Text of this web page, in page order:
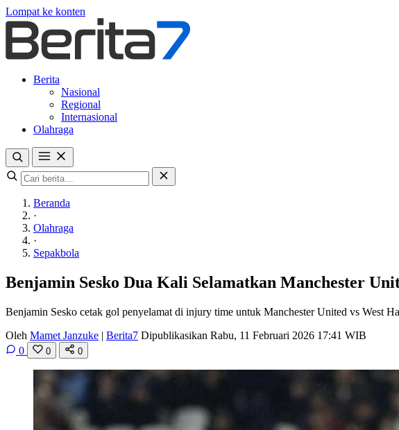
Lompat ke konten
Berita
Nasional
Regional
Internasional
Olahraga
Beranda
·
Olahraga
·
Sepakbola
Benjamin Sesko Dua Kali Selamatkan Manchester
Benjamin Sesko cetak gol penyelamat di injury time untuk Manchester United vs West
Oleh Mamet Janzuke | Berita7 Dipublikasikan Rabu, 11 Februari 2026 17:41 WIB
0
0 0